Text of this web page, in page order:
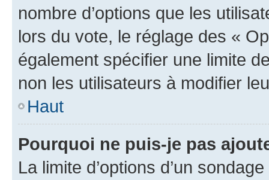
nombre d’options que les
lors du vote, le réglage des «
également spécifier une limite
non les utilisateurs à modifier
Haut
Pourquoi ne puis-je pas
La limite d’options d’un